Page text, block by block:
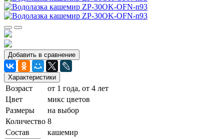
Добавить в сравнение
Характеристики
Возраст
от 1 года, от 4 лет
Цвет
микс цветов
Размеры
на выбор
Количество 8
Состав
кашемир